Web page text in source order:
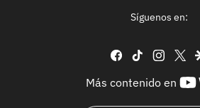
Síguenos en:
facebook
tiktok
Más contenido en